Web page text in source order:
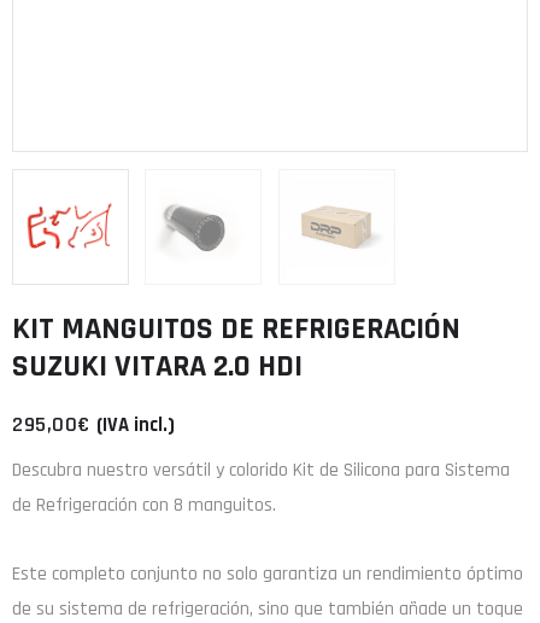
KIT MANGUITOS DE REFRIGERACIÓN
SUZUKI VITARA 2.0 HDI
295,00€ (IVA incl.)
Descubra nuestro versátil y colorido Kit de Silicona para Sistema
de Refrigeración con 8 manguitos.
Este completo conjunto no solo garantiza un rendimiento óptimo
de su sistema de refrigeración, sino que también añade un toque